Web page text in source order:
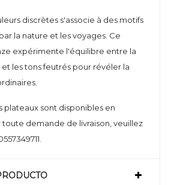
discrètes s'associe à des motifs
la nature et les voyages. Ce
expérimente l'équilibre entre la
les tons feutrés pour révéler la
plateaux sont disponibles en
demande de livraison, veuillez